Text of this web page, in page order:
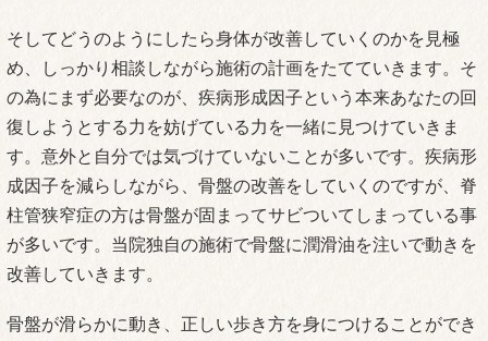
そしてどうのようにしたら身体が改善していくのかを見極
め、しっかり相談しながら施術の計画をたてていきます。そ
の為にまず必要なのが、疾病形成因子という本来あなたの回
復しようとする力を妨げている力を一緒に見つけていきま
す。意外と自分では気づけていないことが多いです。疾病形
成因子を減らしながら、骨盤の改善をしていくのですが、脊
柱管狭窄症の方は骨盤が固まってサビついてしまっている事
が多いです。当院独自の施術で骨盤に潤滑油を注いで動きを
改善していきます。
骨盤が滑らかに動き、正しい歩き方を身につけることができ